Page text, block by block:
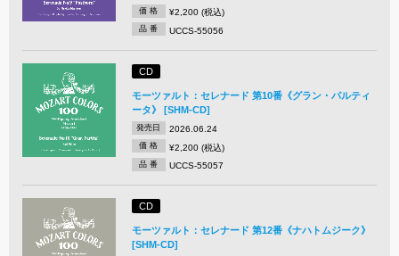
価 格 ¥2,200 (税込)
品 番 UCCS-55056
CD
モーツァルト：セレナード 第10番《グラン・パルティ
ータ》 [SHM-CD]
発売日 2026.06.24
価 格 ¥2,200 (税込)
品 番 UCCS-55057
CD
モーツァルト：セレナード 第12番《ナハトムジーク》
[SHM-CD]